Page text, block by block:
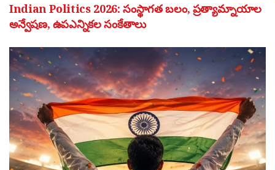
Indian Politics 2026: సంస్థాగత బలం, ప్రత్యామ్నాయాల
అన్వేషణ, ఉపఎన్నికల సంకేతాలు